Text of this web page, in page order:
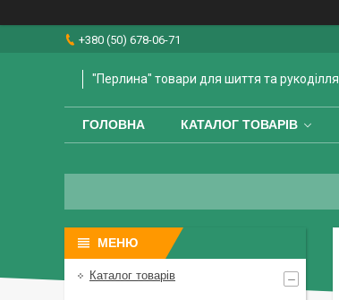
+380 (50) 678-06-71
"Перлина" товари для шиття та рукоділля
ГОЛОВНА КАТАЛОГ ТОВАРІВ
Каталог товарів